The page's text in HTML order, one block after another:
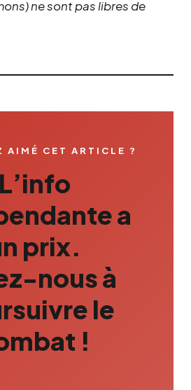
ne sont pas libres de
AIMÉ CET ARTICLE ?
L’info
a
prix.
nous à
le
!